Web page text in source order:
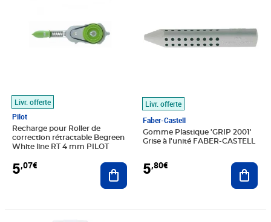
Livr. offerte
Pilot
Recharge pour Roller de
correction rétractable Begreen
White line RT 4 mm PILOT
5,07€ Ajouter au panier
Livr. offerte
Faber-Castell
Gomme Plastique 'GRIP 2001'
Grise à l'unité FABER-CASTELL
5,80€